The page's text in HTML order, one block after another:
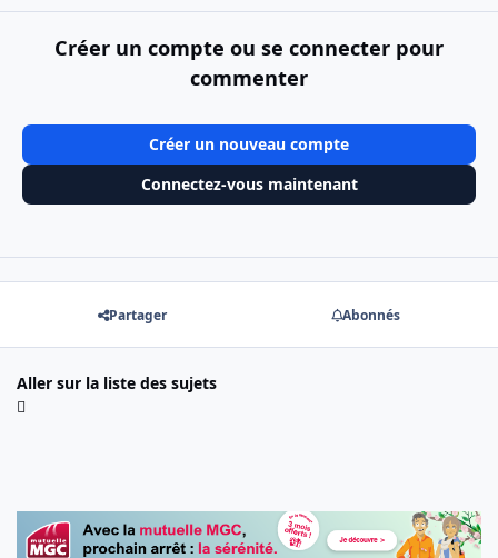
Créer un compte ou se connecter pour
commenter
Créer un nouveau compte
Connectez-vous maintenant
Partager Abonnés
Aller sur la liste des sujets